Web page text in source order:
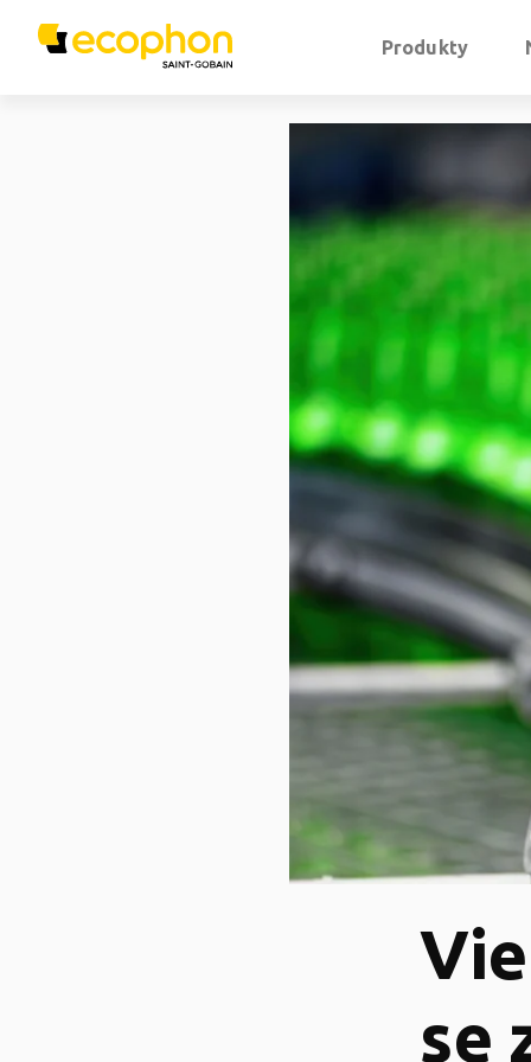
Produkty
se